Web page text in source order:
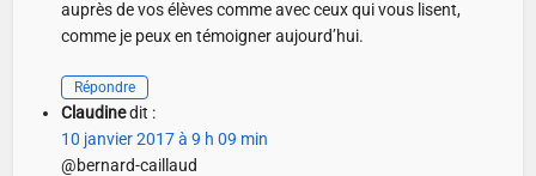
auprès de vos élèves comme avec ceux qui vous lisent,
comme je peux en témoigner aujourd’hui.
Répondre
Claudinedit :
10 janvier 2017 à 9 h 09 min
@bernard-caillaud